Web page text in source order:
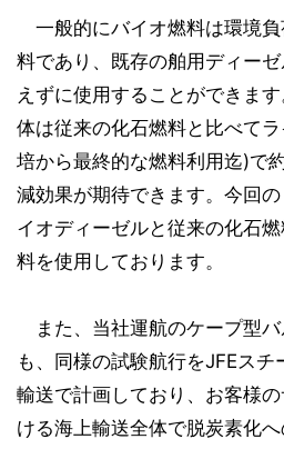
一般的にバイオ燃料は環境
料であり、既存の舶用ディー
えずに使用することができま
体は従来の化石燃料と比べて
培から最終的な燃料利用迄)で
減効果が期待できます。今回
イオディーゼルと従来の化石
料を使用しております。
また、当社運航のケープ型
も、同様の試験航行をJFEス
輸送で計画しており、お客様
ける海上輸送全体で脱炭素化へ